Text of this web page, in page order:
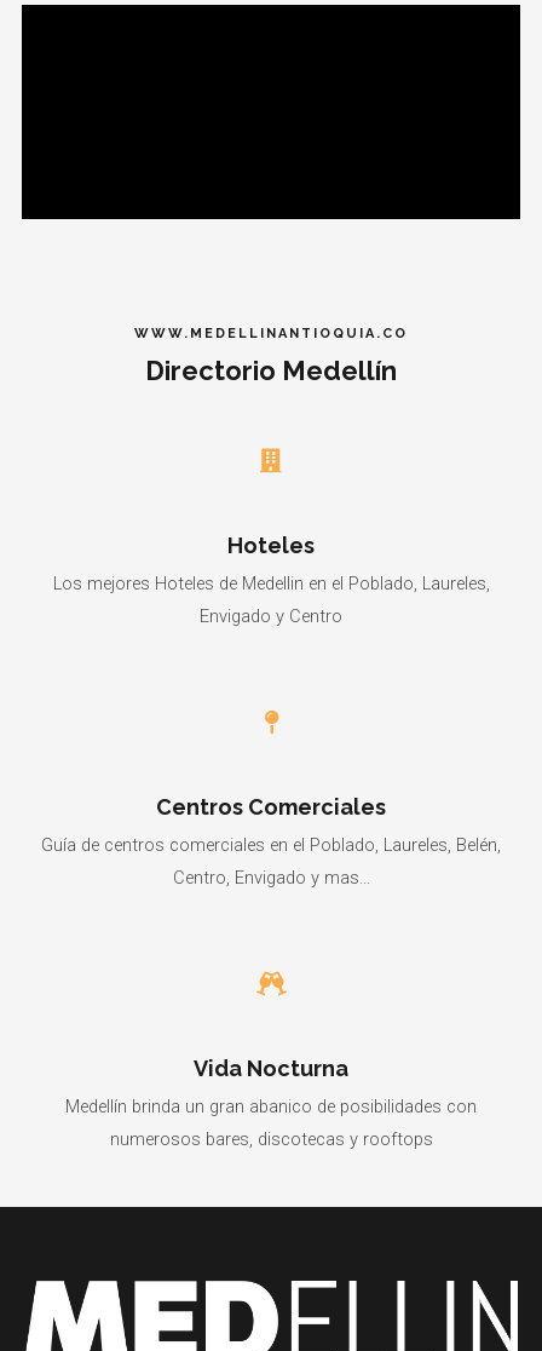
WWW.MEDELLINANTIOQUIA.CO
Directorio Medellín
Hoteles
Los mejores Hoteles de Medellin en el Poblado, Laureles,
Envigado y Centro
Centros Comerciales
Guía de centros comerciales en el Poblado, Laureles, Belén,
Centro, Envigado y mas...
Vida Nocturna
Medellín brinda un gran abanico de posibilidades con
numerosos bares, discotecas y rooftops